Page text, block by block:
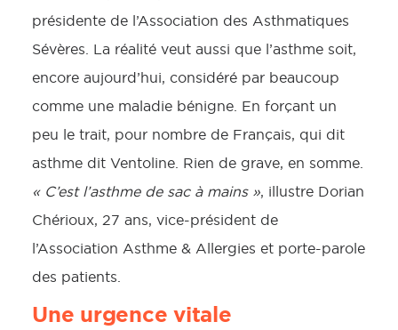
présidente de l’Association des Asthmatiques
Sévères. La réalité veut aussi que l’asthme soit,
encore aujourd’hui, considéré par beaucoup
comme une maladie bénigne. En forçant un
peu le trait, pour nombre de Français, qui dit
asthme dit Ventoline. Rien de grave, en somme.
« C’est l’asthme de sac à mains », illustre Dorian
Chérioux, 27 ans, vice-président de
l’Association Asthme & Allergies et porte-parole
des patients.
Une urgence vitale